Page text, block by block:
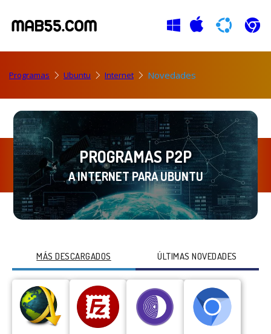
Programas Ubuntu Internet Novedades
PROGRAMAS P2P
A INTERNET PARA UBUNTU
MÁS DESCARGADOS ÚLTIMAS NOVEDADES